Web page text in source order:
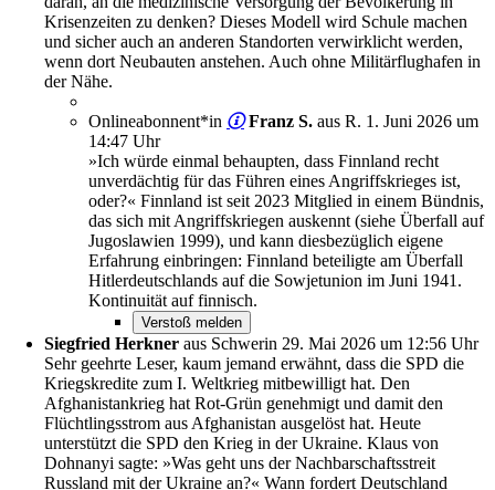
Krisenzeiten zu denken? Dieses Modell wird Schule machen
und sicher auch an anderen Standorten verwirklicht werden,
wenn dort Neubauten anstehen. Auch ohne Militärflughafen in
der Nähe.
Onlineabonnent*in Franz S. aus R. 1. Juni 2026 um
14:47 Uhr
»Ich würde einmal behaupten, dass Finnland recht
unverdächtig für das Führen eines Angriffskrieges ist,
oder?« Finnland ist seit 2023 Mitglied in einem Bündnis,
das sich mit Angriffskriegen auskennt (siehe Überfall auf
Jugoslawien 1999), und kann diesbezüglich eigene
Erfahrung einbringen: Finnland beteiligte am Überfall
Hitlerdeutschlands auf die Sowjetunion im Juni 1941.
Kontinuität auf finnisch.
Siegfried Herkner aus Schwerin 29. Mai 2026 um 12:56 Uhr
Sehr geehrte Leser, kaum jemand erwähnt, dass die SPD die
Kriegskredite zum I. Weltkrieg mitbewilligt hat. Den
Afghanistankrieg hat Rot-Grün genehmigt und damit den
Flüchtlingsstrom aus Afghanistan ausgelöst hat. Heute
unterstützt die SPD den Krieg in der Ukraine. Klaus von
Dohnanyi sagte: »Was geht uns der Nachbarschaftsstreit
Russland mit der Ukraine an?« Wann fordert Deutschland